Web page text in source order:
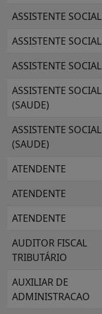
ASSISTENTE SOCIAL
ASSISTENTE SOCIAL
ASSISTENTE SOCIAL
ASSISTENTE SOCIAL
(SAUDE)
ASSISTENTE SOCIAL
(SAUDE)
ATENDENTE
ATENDENTE
ATENDENTE
AUDITOR FISCAL
TRIBUTÁRIO
AUXILIAR DE
ADMINISTRACAO